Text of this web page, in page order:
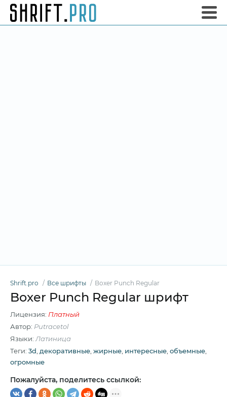
Shrift.pro Все шрифты Boxer Punch Regular
Boxer Punch Regular шрифт
Лицензия: Платный
Автор: Putracetol
Языки: Латиница
Теги: 3d декоративные жирные интересные объемные
огромные
Пожалуйста, поделитесь ссылкой: